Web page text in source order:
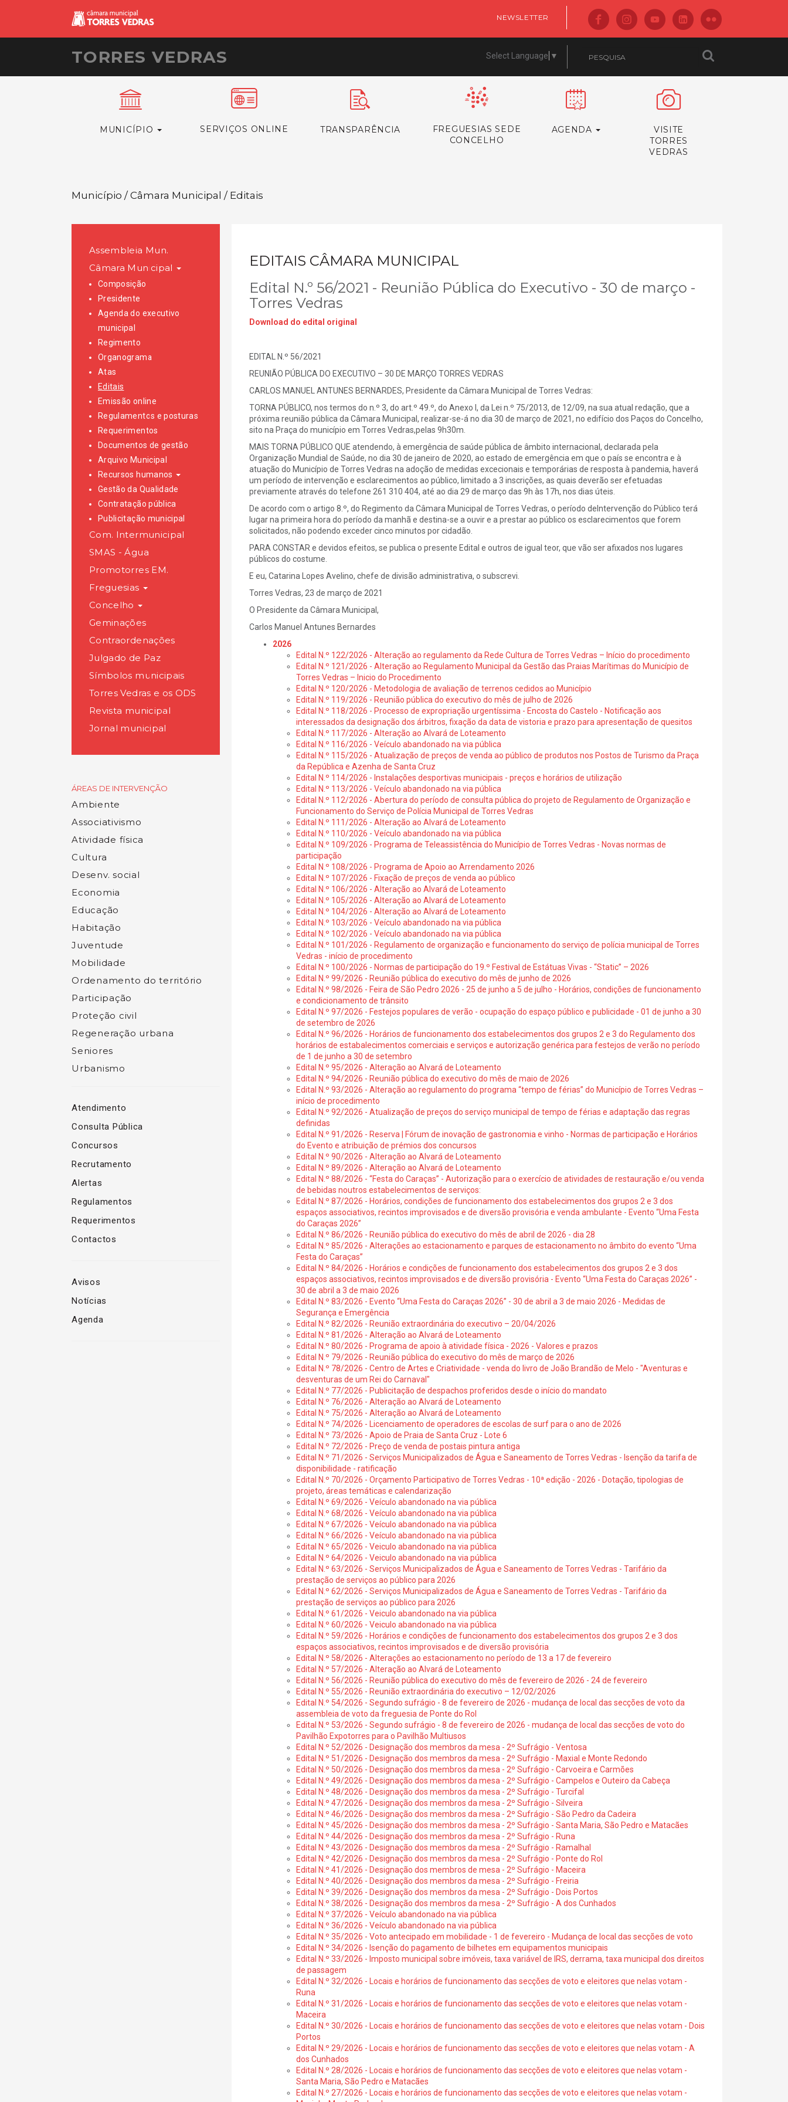
NEWSLETTER
TORRES VEDRAS Select Language ▼
MUNICÍPIO SERVIÇOS ONLINE TRANSPARÊNCIA
FREGUESIAS SEDE
CONCELHO
AGENDA
VISITE
TORRES
VEDRAS
Município / Câmara Municipal / Editais
Assembleia Mun.
Câmara Municipal
Composição
Presidente
Agenda do executivo
municipal
Regimento
Organograma
Atas
Editais
Emissão online
Regulamentos e posturas
Requerimentos
Documentos de gestão
Arquivo Municipal
Recursos humanos
Gestão da Qualidade
Contratação pública
Publicitação municipal
Com. Intermunicipal
SMAS - Água
Promotorres EM.
Freguesias
Concelho
Geminações
Contraordenações
Julgado de Paz
Símbolos municipais
Torres Vedras e os ODS
Revista municipal
Jornal municipal
ÁREAS DE INTERVENÇÃO
Ambiente
Associativismo
Atividade física
Cultura
Desenv. social
Economia
Educação
Habitação
Juventude
Mobilidade
Ordenamento do território
Participação
Proteção civil
Regeneração urbana
Seniores
Urbanismo
Atendimento
Consulta Pública
Concursos
Recrutamento
Alertas
Regulamentos
Requerimentos
Contactos
Avisos
Notícias
Agenda
EDITAIS CÂMARA MUNICIPAL
Edital N.º 56/2021 - Reunião Pública do Executivo - 30 de março -
Torres Vedras
Download do edital original
EDITAL N.º 56/2021
REUNIÃO PÚBLICA DO EXECUTIVO – 30 DE MARÇO TORRES VEDRAS
CARLOS MANUEL ANTUNES BERNARDES, Presidente da Câmara Municipal de Torres Vedras:
TORNA PÚBLICO, nos termos do n.º 3, do art.º 49.º, do Anexo I, da Lei n.º 75/2013, de 12/09, na sua atual redação, que a
próxima reunião pública da Câmara Municipal, realizar-se-á no dia 30 de março de 2021, no edifício dos Paços do Concelho,
sito na Praça do município em Torres Vedras,pelas 9h30m.
MAIS TORNA PÚBLICO QUE atendendo, à emergência de saúde pública de âmbito internacional, declarada pela
Organização Mundial de Saúde, no dia 30 de janeiro de 2020, ao estado de emergência em que o país se encontra e à
atuação do Município de Torres Vedras na adoção de medidas excecionais e temporárias de resposta à pandemia, haverá
um período de intervenção e esclarecimentos ao público, limitado a 3 inscrições, as quais deverão ser efetuadas
previamente através do telefone 261 310 404, até ao dia 29 de março das 9h às 17h, nos dias úteis.
De acordo com o artigo 8.º, do Regimento da Câmara Municipal de Torres Vedras, o período deIntervenção do Público terá
lugar na primeira hora do período da manhã e destina-se a ouvir e a prestar ao público os esclarecimentos que forem
solicitados, não podendo exceder cinco minutos por cidadão.
PARA CONSTAR e devidos efeitos, se publica o presente Edital e outros de igual teor, que vão ser afixados nos lugares
públicos do costume.
E eu, Catarina Lopes Avelino, chefe de divisão administrativa, o subscrevi.
Torres Vedras, 23 de março de 2021
O Presidente da Câmara Municipal,
Carlos Manuel Antunes Bernardes
2026
Edital N.º 122/2026 - Alteração ao regulamento da Rede Cultura de Torres Vedras – Início do procedimento
Edital N.º 121/2026 - Alteração ao Regulamento Municipal da Gestão das Praias Marítimas do Município de
Torres Vedras – Inicio do Procedimento
Edital N.º 120/2026 - Metodologia de avaliação de terrenos cedidos ao Município
Edital N.º 119/2026 - Reunião pública do executivo do mês de julho de 2026
Edital N.º 118/2026 - Processo de expropriação urgentíssima - Encosta do Castelo - Notificação aos
interessados da designação dos árbitros, fixação da data de vistoria e prazo para apresentação de quesitos
Edital N.º 117/2026 - Alteração ao Alvará de Loteamento
Edital N.º 116/2026 - Veículo abandonado na via pública
Edital N.º 115/2026 - Atualização de preços de venda ao público de produtos nos Postos de Turismo da Praça
da República e Azenha de Santa Cruz
Edital N.º 114/2026 - Instalações desportivas municipais - preços e horários de utilização
Edital N.º 113/2026 - Veículo abandonado na via pública
Edital N.º 112/2026 - Abertura do período de consulta pública do projeto de Regulamento de Organização e
Funcionamento do Serviço de Polícia Municipal de Torres Vedras
Edital N.º 111/2026 - Alteração ao Alvará de Loteamento
Edital N.º 110/2026 - Veículo abandonado na via pública
Edital N.º 109/2026 - Programa de Teleassistência do Município de Torres Vedras - Novas normas de
participação
Edital N.º 108/2026 - Programa de Apoio ao Arrendamento 2026
Edital N.º 107/2026 - Fixação de preços de venda ao público
Edital N.º 106/2026 - Alteração ao Alvará de Loteamento
Edital N.º 105/2026 - Alteração ao Alvará de Loteamento
Edital N.º 104/2026 - Alteração ao Alvará de Loteamento
Edital N.º 103/2026 - Veículo abandonado na via pública
Edital N.º 102/2026 - Veículo abandonado na via pública
Edital N.º 101/2026 - Regulamento de organização e funcionamento do serviço de polícia municipal de Torres
Vedras - início de procedimento
Edital N.º 100/2026 - Normas de participação do 19.º Festival de Estátuas Vivas - “Static” – 2026
Edital N.º 99/2026 - Reunião pública do executivo do mês de junho de 2026
Edital N.º 98/2026 - Feira de São Pedro 2026 - 25 de junho a 5 de julho - Horários, condições de funcionamento
e condicionamento de trânsito
Edital N.º 97/2026 - Festejos populares de verão - ocupação do espaço público e publicidade - 01 de junho a 30
de setembro de 2026
Edital N.º 96/2026 - Horários de funcionamento dos estabelecimentos dos grupos 2 e 3 do Regulamento dos
horários de estabalecimentos comerciais e serviços e autorização genérica para festejos de verão no período
de 1 de junho a 30 de setembro
Edital N.º 95/2026 - Alteração ao Alvará de Loteamento
Edital N.º 94/2026 - Reunião pública do executivo do mês de maio de 2026
Edital N.º 93/2026 - Alteração ao regulamento do programa “tempo de férias” do Município de Torres Vedras –
início de procedimento
Edital N.º 92/2026 - Atualização de preços do serviço municipal de tempo de férias e adaptação das regras
definidas
Edital N.º 91/2026 - Reserva | Fórum de inovação de gastronomia e vinho - Normas de participação e Horários
do Evento e atribuição de prémios dos concursos
Edital N.º 90/2026 - Alteração ao Alvará de Loteamento
Edital N.º 89/2026 - Alteração ao Alvará de Loteamento
Edital N.º 88/2026 - “Festa do Caraças” - Autorização para o exercício de atividades de restauração e/ou venda
de bebidas noutros estabelecimentos de serviços:
Edital N.º 87/2026 - Horários, condições de funcionamento dos estabelecimentos dos grupos 2 e 3 dos
espaços associativos, recintos improvisados e de diversão provisória e venda ambulante - Evento “Uma Festa
do Caraças 2026”
Edital N.º 86/2026 - Reunião pública do executivo do mês de abril de 2026 - dia 28
Edital N.º 85/2026 - Alterações ao estacionamento e parques de estacionamento no âmbito do evento “Uma
Festa do Caraças”
Edital N.º 84/2026 - Horários e condições de funcionamento dos estabelecimentos dos grupos 2 e 3 dos
espaços associativos, recintos improvisados e de diversão provisória - Evento “Uma Festa do Caraças 2026” -
30 de abril a 3 de maio 2026
Edital N.º 83/2026 - Evento “Uma Festa do Caraças 2026” - 30 de abril a 3 de maio 2026 - Medidas de
Segurança e Emergência
Edital N.º 82/2026 - Reunião extraordinária do executivo – 20/04/2026
Edital N.º 81/2026 - Alteração ao Alvará de Loteamento
Edital N.º 80/2026 - Programa de apoio à atividade física - 2026 - Valores e prazos
Edital N.º 79/2026 - Reunião pública do executivo do mês de março de 2026
Edital N.º 78/2026 - Centro de Artes e Criatividade - venda do livro de João Brandão de Melo - "Aventuras e
desventuras de um Rei do Carnaval"
Edital N.º 77/2026 - Publicitação de despachos proferidos desde o início do mandato
Edital N.º 76/2026 - Alteração ao Alvará de Loteamento
Edital N.º 75/2026 - Alteração ao Alvará de Loteamento
Edital N.º 74/2026 - Licenciamento de operadores de escolas de surf para o ano de 2026
Edital N.º 73/2026 - Apoio de Praia de Santa Cruz - Lote 6
Edital N.º 72/2026 - Preço de venda de postais pintura antiga
Edital N.º 71/2026 - Serviços Municipalizados de Água e Saneamento de Torres Vedras - Isenção da tarifa de
disponibilidade - ratificação
Edital N.º 70/2026 - Orçamento Participativo de Torres Vedras - 10ª edição - 2026 - Dotação, tipologias de
projeto, áreas temáticas e calendarização
Edital N.º 69/2026 - Veículo abandonado na via pública
Edital N.º 68/2026 - Veículo abandonado na via pública
Edital N.º 67/2026 - Veículo abandonado na via pública
Edital N.º 66/2026 - Veículo abandonado na via pública
Edital N.º 65/2026 - Veiculo abandonado na via pública
Edital N.º 64/2026 - Veiculo abandonado na via pública
Edital N.º 63/2026 - Serviços Municipalizados de Água e Saneamento de Torres Vedras - Tarifário da
prestação de serviços ao público para 2026
Edital N.º 62/2026 - Serviços Municipalizados de Água e Saneamento de Torres Vedras - Tarifário da
prestação de serviços ao público para 2026
Edital N.º 61/2026 - Veiculo abandonado na via pública
Edital N.º 60/2026 - Veiculo abandonado na via pública
Edital N.º 59/2026 - Horários e condições de funcionamento dos estabelecimentos dos grupos 2 e 3 dos
espaços associativos, recintos improvisados e de diversão provisória
Edital N.º 58/2026 - Alterações ao estacionamento no período de 13 a 17 de fevereiro
Edital N.º 57/2026 - Alteração ao Alvará de Loteamento
Edital N.º 56/2026 - Reunião pública do executivo do mês de fevereiro de 2026 - 24 de fevereiro
Edital N.º 55/2026 - Reunião extraordinária do executivo – 12/02/2026
Edital N.º 54/2026 - Segundo sufrágio - 8 de fevereiro de 2026 - mudança de local das secções de voto da
assembleia de voto da freguesia de Ponte do Rol
Edital N.º 53/2026 - Segundo sufrágio - 8 de fevereiro de 2026 - mudança de local das secções de voto do
Pavilhão Expotorres para o Pavilhão Multiusos
Edital N.º 52/2026 - Designação dos membros da mesa - 2º Sufrágio - Ventosa
Edital N.º 51/2026 - Designação dos membros da mesa - 2º Sufrágio - Maxial e Monte Redondo
Edital N.º 50/2026 - Designação dos membros da mesa - 2º Sufrágio - Carvoeira e Carmões
Edital N.º 49/2026 - Designação dos membros da mesa - 2º Sufrágio - Campelos e Outeiro da Cabeça
Edital N.º 48/2026 - Designação dos membros da mesa - 2º Sufrágio - Turcifal
Edital N.º 47/2026 - Designação dos membros da mesa - 2º Sufrágio - Silveira
Edital N.º 46/2026 - Designação dos membros da mesa - 2º Sufrágio - São Pedro da Cadeira
Edital N.º 45/2026 - Designação dos membros da mesa - 2º Sufrágio - Santa Maria, São Pedro e Matacães
Edital N.º 44/2026 - Designação dos membros da mesa - 2º Sufrágio - Runa
Edital N.º 43/2026 - Designação dos membros da mesa - 2º Sufrágio - Ramalhal
Edital N.º 42/2026 - Designação dos membros da mesa - 2º Sufrágio - Ponte do Rol
Edital N.º 41/2026 - Designação dos membros de mesa - 2º Sufrágio - Maceira
Edital N.º 40/2026 - Designação dos membros da mesa - 2º Sufrágio - Freiria
Edital N.º 39/2026 - Designação dos membros da mesa - 2º Sufrágio - Dois Portos
Edital N.º 38/2026 - Designação dos membros da mesa - 2º Sufrágio - A dos Cunhados
Edital N.º 37/2026 - Veículo abandonado na via pública
Edital N.º 36/2026 - Veículo abandonado na via pública
Edital N.º 35/2026 - Voto antecipado em mobilidade - 1 de fevereiro - Mudança de local das secções de voto
Edital N.º 34/2026 - Isenção do pagamento de bilhetes em equipamentos municipais
Edital N.º 33/2026 - Imposto municipal sobre imóveis, taxa variável de IRS, derrama, taxa municipal dos direitos
de passagem
Edital N.º 32/2026 - Locais e horários de funcionamento das secções de voto e eleitores que nelas votam -
Runa
Edital N.º 31/2026 - Locais e horários de funcionamento das secções de voto e eleitores que nelas votam -
Maceira
Edital N.º 30/2026 - Locais e horários de funcionamento das secções de voto e eleitores que nelas votam - Dois
Portos
Edital N.º 29/2026 - Locais e horários de funcionamento das secções de voto e eleitores que nelas votam - A
dos Cunhados
Edital N.º 28/2026 - Locais e horários de funcionamento das secções de voto e eleitores que nelas votam -
Santa Maria, São Pedro e Matacães
Edital N.º 27/2026 - Locais e horários de funcionamento das secções de voto e eleitores que nelas votam -